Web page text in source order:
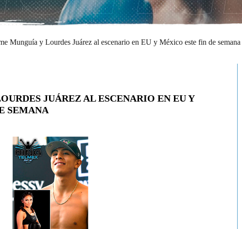
Munguía y Lourdes Juárez al escenario en EU y México este fin de semana
JUÁREZ AL ESCENARIO EN EU Y
SEMANA